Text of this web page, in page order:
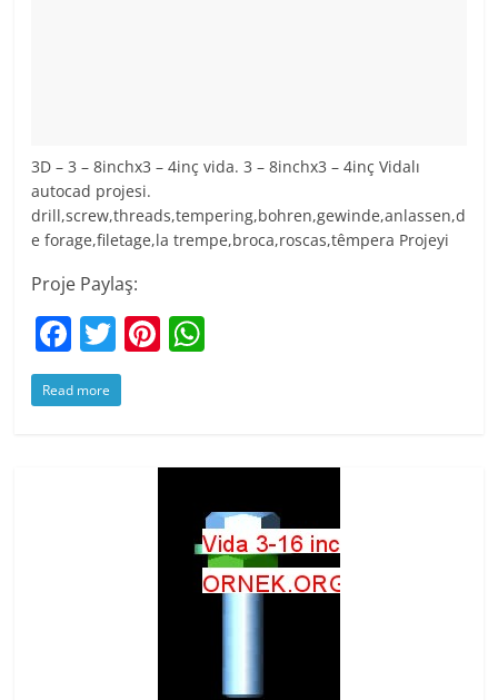
3D – 3 – 8inchx3 – 4inç vida. 3 – 8inchx3 – 4inç Vidalı
autocad projesi.
drill,screw,threads,tempering,bohren,gewinde,anlassen,d
e forage,filetage,la trempe,broca,roscas,têmpera Projeyi
Proje Paylaş:
F
a
c
T
w
itt
Pi
st A
p
p
Read more